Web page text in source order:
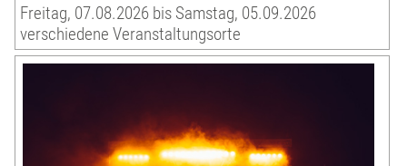
Freitag, 07.08.2026 bis Samstag, 05.09.2026
verschiedene Veranstaltungsorte